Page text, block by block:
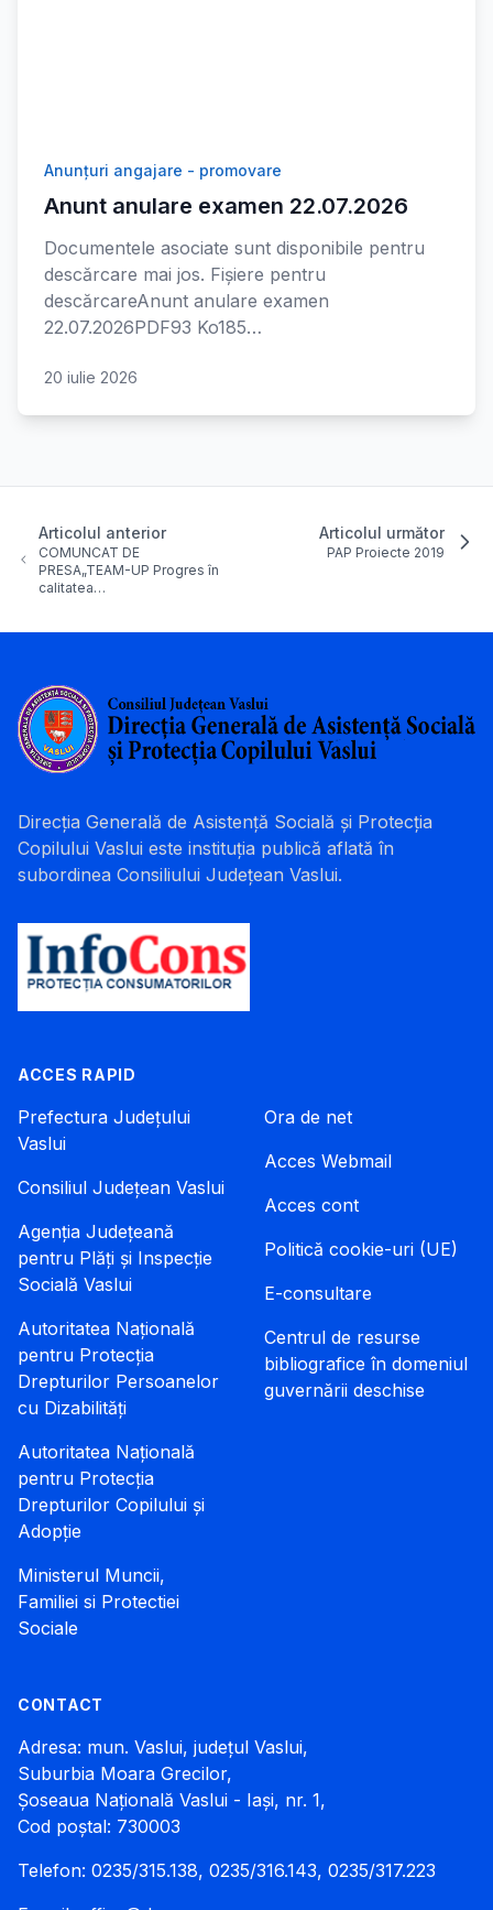
Anunțuri angajare - promovare
Anunt anulare examen 22.07.2026
Documentele asociate sunt disponibile pentru
descărcare mai jos. Fișiere pentru
descărcareAnunt anulare examen
22.07.2026PDF93 Ko185…
20 iulie 2026
Articolul anterior
COMUNCAT DE
PRESA„TEAM-UP Progres în
calitatea…
Articolul următor
PAP Proiecte 2019
Direcția Generală de Asistență Socială și Protecția
Copilului Vaslui este instituția publică aflată în
subordinea Consiliului Județean Vaslui.
ACCES RAPID
Prefectura Județului
Vaslui
Consiliul Județean Vaslui
Agenția Județeană
pentru Plăți și Inspecție
Socială Vaslui
Autoritatea Națională
pentru Protecția
Drepturilor Persoanelor
cu Dizabilități
Autoritatea Națională
pentru Protecția
Drepturilor Copilului și
Adopție
Ministerul Muncii,
Familiei si Protectiei
Sociale
Ora de net
Acces Webmail
Acces cont
Politică cookie-uri (UE)
E-consultare
Centrul de resurse
bibliografice în domeniul
guvernării deschise
CONTACT
Adresa: mun. Vaslui, județul Vaslui,
Suburbia Moara Grecilor,
Șoseaua Națională Vaslui - Iași, nr. 1,
Cod poștal: 730003
Telefon: 0235/315.138, 0235/316.143, 0235/317.223